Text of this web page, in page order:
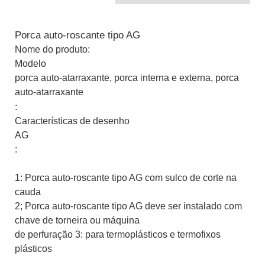
Porca auto-roscante tipo AG
Nome do produto:
Modelo
porca auto-atarraxante, porca interna e externa, porca
auto-atarraxante
:
Características de desenho
AG
:
1: Porca auto-roscante tipo AG com sulco de corte na
cauda
2; Porca auto-roscante tipo AG deve ser instalado com
chave de torneira ou máquina
de perfuração 3: para termoplásticos e termofixos
plásticos